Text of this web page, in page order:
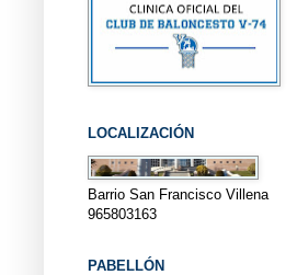
LOCALIZACIÓN
Barrio San Francisco Villena
965803163
PABELLÓN